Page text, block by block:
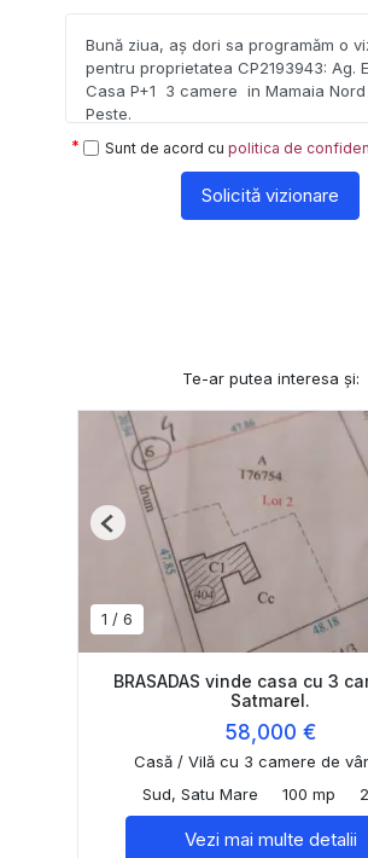
Sunt de acord cu politica de
Solicită vizionare
Te-ar putea interesa și:
1 / 6
Previous
BRASADAS vinde casa cu 3
Satmarel.
58,000 €
Casă / Vilă cu 3 camere de
Sud, Satu Mare
100 mp
Vezi mai multe detalii